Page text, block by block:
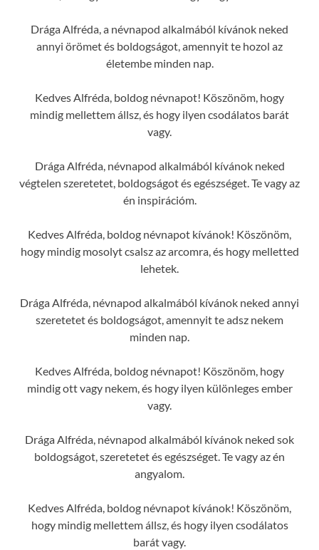
Drága Alfréda, a névnapod alkalmából kívánok neked
annyi örömet és boldogságot, amennyit te hozol az
életembe minden nap.
Kedves Alfréda, boldog névnapot! Köszönöm, hogy
mindig mellettem állsz, és hogy ilyen csodálatos barát
vagy.
Drága Alfréda, névnapod alkalmából kívánok neked
végtelen szeretetet, boldogságot és egészséget. Te vagy az
én inspirációm.
Kedves Alfréda, boldog névnapot kívánok! Köszönöm,
hogy mindig mosolyt csalsz az arcomra, és hogy melletted
lehetek.
Drága Alfréda, névnapod alkalmából kívánok neked annyi
szeretetet és boldogságot, amennyit te adsz nekem
minden nap.
Kedves Alfréda, boldog névnapot! Köszönöm, hogy
mindig ott vagy nekem, és hogy ilyen különleges ember
vagy.
Drága Alfréda, névnapod alkalmából kívánok neked sok
boldogságot, szeretetet és egészséget. Te vagy az én
angyalom.
Kedves Alfréda, boldog névnapot kívánok! Köszönöm,
hogy mindig mellettem állsz, és hogy ilyen csodálatos
barát vagy.